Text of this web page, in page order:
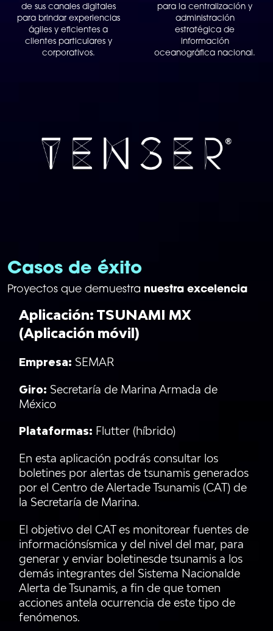
de sus canales digitales
para brindar experiencias
ágiles y eficientes a
clientes particulares y
corporativos.
para la centralización y
administración
estratégica de
información
oceanográfica nacional.
Casos de éxito
Proyectos que demuestra nuestra excelencia
Aplicación: TSUNAMI MX
(Aplicación móvil)
Empresa: SEMAR
Giro: Secretaría de Marina Armada de
México
Plataformas: Flutter (híbrido)
En esta aplicación podrás consultar los
boletines por alertas de tsunamis generados
por el Centro de Alertade Tsunamis (CAT) de
la Secretaría de Marina.
El objetivo del CAT es monitorear fuentes de
informaciónsísmica y del nivel del mar, para
generar y enviar boletinesde tsunamis a los
demás integrantes del Sistema Nacionalde
Alerta de Tsunamis, a fin de que tomen
acciones antela ocurrencia de este tipo de
fenómenos.